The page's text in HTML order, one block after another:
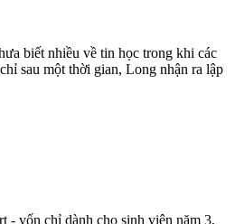
biết nhiều về tin học trong khi các
sau một thời gian, Long nhận ra lập
- vốn chỉ dành cho sinh viên năm 3.